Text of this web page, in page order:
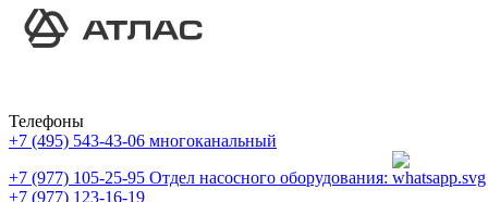
Телефоны
+7 (495) 543-43-06 многоканальный
+7 (977) 105-25-95 Отдел насосного оборудования:
+7 (977) 123-16-19